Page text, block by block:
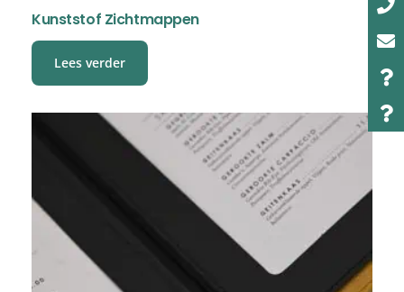
Kunststof Zichtmappen
Lees verder